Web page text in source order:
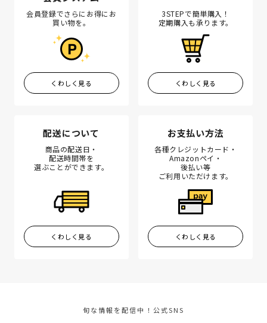
会員登録でさらにお得にお
買い物を。
くわしく見る
3STEPで簡単購入！
定期購入も承ります。
くわしく見る
配送について
商品の配送日・
配送時間帯を
選ぶことができます。
くわしく見る
お支払い方法
各種クレジットカード・
Amazonペイ・
後払い等
ご利用いただけます。
くわしく見る
旬な情報を配信中！公式SNS